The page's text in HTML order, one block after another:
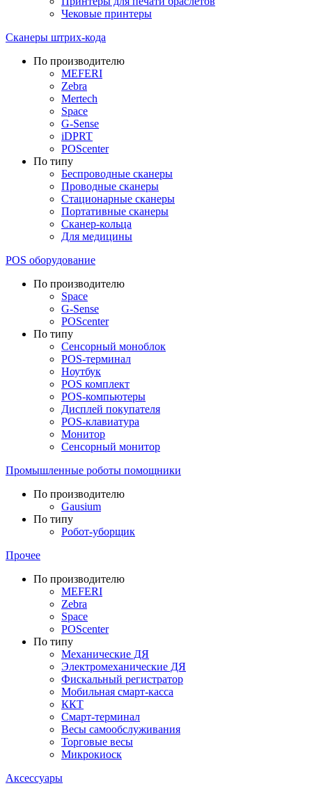
Чековые принтеры
Сканеры штрих-кода
По производителю
MEFERI
Zebra
Mertech
Space
G-Sense
iDPRT
POScenter
По типу
Беспроводные сканеры
Проводные сканеры
Стационарные сканеры
Портативные сканеры
Сканер-кольца
Для медицины
POS оборудование
По производителю
Space
G-Sense
POScenter
По типу
Сенсорный моноблок
POS-терминал
Ноутбук
POS комплект
POS-компьютеры
Дисплей покупателя
POS-клавиатура
Монитор
Сенсорный монитор
Промышленные роботы помощники
По производителю
Gausium
По типу
Робот-уборщик
Прочее
По производителю
MEFERI
Zebra
Space
POScenter
По типу
Механические ДЯ
Электромеханические ДЯ
Фискальный регистратор
Мобильная смарт-касса
ККТ
Смарт-терминал
Весы самообслуживания
Торговые весы
Микрокиоск
Аксессуары